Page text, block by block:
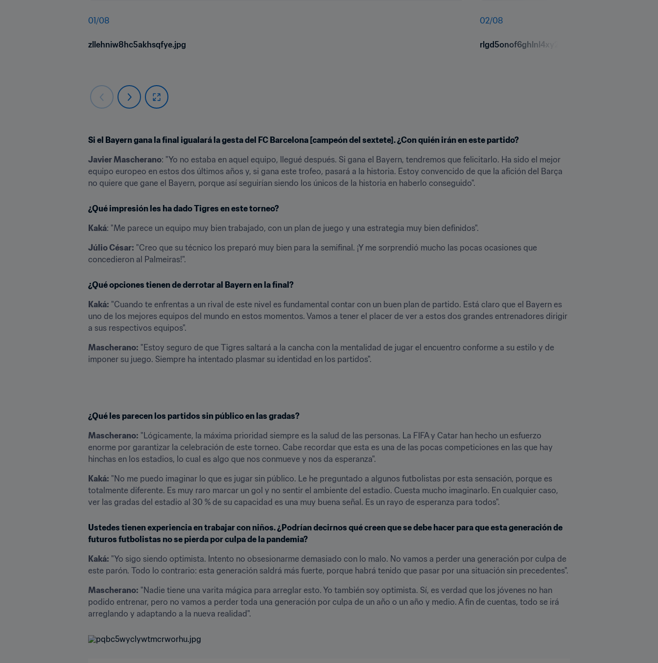
01/08
zllehniw8hc5akhsqfye.jpg
02/08
rlgd5onof6ghlnl4xy2c.jpg
Si el Bayern gana la final igualará la gesta del FC Barcelona [campeón del sextete]. ¿Con quién irán en este partido?
Javier Mascherano: "Yo no estaba en aquel equipo, llegué después. Si gana el Bayern, tendremos que felicitarlo. Ha sido el mejor
equipo europeo en estos dos últimos años y, si gana este trofeo, pasará a la historia. Estoy convencido de que la afición del Barça
no quiere que gane el Bayern, porque así seguirían siendo los únicos de la historia en haberlo conseguido".
¿Qué impresión les ha dado Tigres en este torneo?
Kaká: "Me parece un equipo muy bien trabajado, con un plan de juego y una estrategia muy bien definidos".
Júlio César: "Creo que su técnico los preparó muy bien para la semifinal. ¡Y me sorprendió mucho las pocas ocasiones que
concedieron al Palmeiras!".
¿Qué opciones tienen de derrotar al Bayern en la final?
Kaká: "Cuando te enfrentas a un rival de este nivel es fundamental contar con un buen plan de partido. Está claro que el Bayern es
uno de los mejores equipos del mundo en estos momentos. Vamos a tener el placer de ver a estos dos grandes entrenadores dirigir
a sus respectivos equipos".
Mascherano: "Estoy seguro de que Tigres saltará a la cancha con la mentalidad de jugar el encuentro conforme a su estilo y de
imponer su juego. Siempre ha intentado plasmar su identidad en los partidos".
¿Qué les parecen los partidos sin público en las gradas?
Mascherano: "Lógicamente, la máxima prioridad siempre es la salud de las personas. La FIFA y Catar han hecho un esfuerzo
enorme por garantizar la celebración de este torneo. Cabe recordar que esta es una de las pocas competiciones en las que hay
hinchas en los estadios, lo cual es algo que nos conmueve y nos da esperanza".
Kaká: "No me puedo imaginar lo que es jugar sin público. Le he preguntado a algunos futbolistas por esta sensación, porque es
totalmente diferente. Es muy raro marcar un gol y no sentir el ambiente del estadio. Cuesta mucho imaginarlo. En cualquier caso,
ver las gradas del estadio al 30 % de su capacidad es una muy buena señal. Es un rayo de esperanza para todos".
Ustedes tienen experiencia en trabajar con niños. ¿Podrían decirnos qué creen que se debe hacer para que esta generación de
futuros futbolistas no se pierda por culpa de la pandemia?
Kaká: "Yo sigo siendo optimista. Intento no obsesionarme demasiado con lo malo. No vamos a perder una generación por culpa de
este parón. Todo lo contrario: esta generación saldrá más fuerte, porque habrá tenido que pasar por una situación sin precedentes".
Mascherano: "Nadie tiene una varita mágica para arreglar esto. Yo también soy optimista. Sí, es verdad que los jóvenes no han
podido entrenar, pero no vamos a perder toda una generación por culpa de un año o un año y medio. A fin de cuentas, todo se irá
arreglando y adaptando a la nueva realidad".